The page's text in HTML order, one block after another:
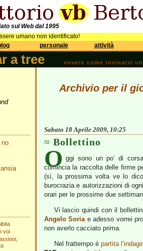
sul Web dal 1995
umano non identificato!
personale attività
a tree ovvero come rovinarsi
voi
Archivio per il
Sabato 18 Aprile 2009, 10:25
Bollettino
O ggi sono un po’ di
comincia la raccolta delle firme
(sì, la prossima volta ve lo
burocrazia e autorizzazioni di
orari per le prossime due
Vi lascio quindi con il
Angelo Soriae adesso vorrei
non averlo cacciato prima.
Nel frattempo è partita